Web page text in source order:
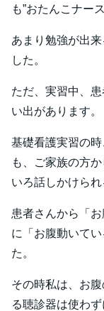
も”おたんこナー
あまり勉強が出
した。
ただ、実習中、
い出があります。
基礎看護実習の
も、ご家族の方
いろ話しかけられ
患者さんから「
に「お腹動いて
た。
その時私は、お
る聴診器は使わ